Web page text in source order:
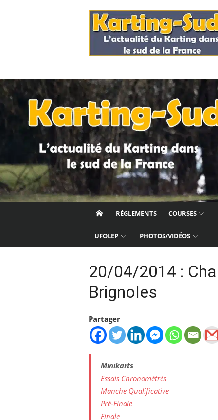
RÈGLEMENTS COURSES
UFOLEP PHOTOS/VIDÉOS
20/04/2014 :
Brignoles
Partager
Minikarts
Essais Chronométrés
Manche Qualificative
Pré-Finale
Finale